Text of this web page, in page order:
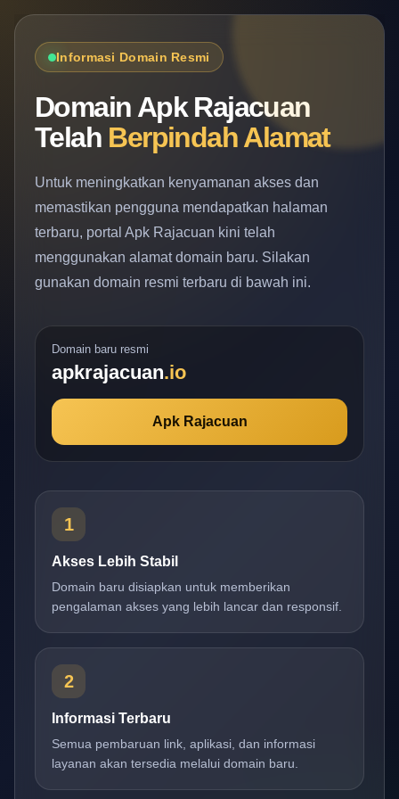
Informasi Domain Resmi
Domain Apk Rajacuan
Telah Berpindah Alamat
Untuk meningkatkan kenyamanan akses dan
memastikan pengguna mendapatkan halaman
terbaru, portal Apk Rajacuan kini telah
menggunakan alamat domain baru. Silakan
gunakan domain resmi terbaru di bawah ini.
Domain baru resmi
apkrajacuan.io
Apk Rajacuan
1
Akses Lebih Stabil
Domain baru disiapkan untuk memberikan
pengalaman akses yang lebih lancar dan responsif.
2
Informasi Terbaru
Semua pembaruan link, aplikasi, dan informasi
layanan akan tersedia melalui domain baru.